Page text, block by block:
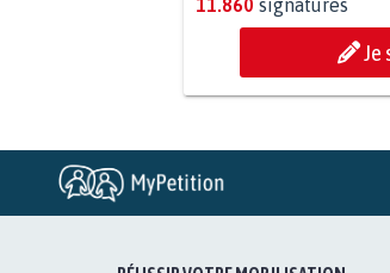
11.860 signatures
Je